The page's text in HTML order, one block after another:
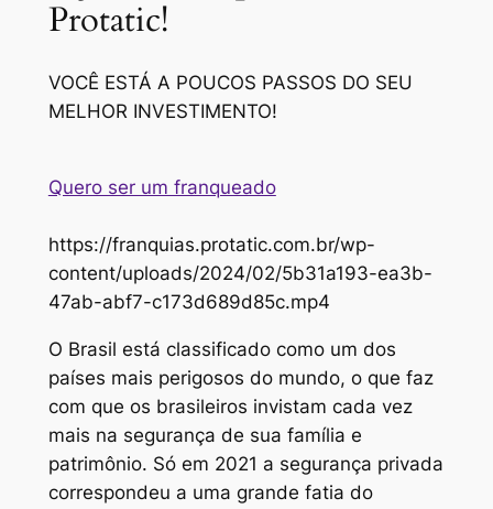
Protatic!
VOCÊ ESTÁ A POUCOS PASSOS DO SEU
MELHOR INVESTIMENTO!
Quero ser um franqueado
https://franquias.protatic.com.br/wp-
content/uploads/2024/02/5b31a193-ea3b-
47ab-abf7-c173d689d85c.mp4
O Brasil está classificado como um dos
países mais perigosos do mundo, o que faz
com que os brasileiros invistam cada vez
mais na segurança de sua família e
patrimônio. Só em 2021 a segurança privada
correspondeu a uma grande fatia do